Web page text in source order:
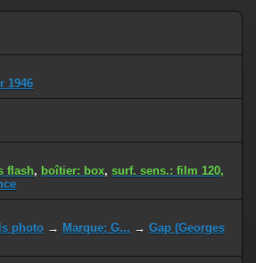
1946
flash, boîtier: box, surf. sens.: film 120,
photo → Marque: G... → Gap (Georges